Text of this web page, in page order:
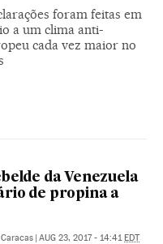
foram feitas em
a um clima anti-
cada vez maior no
da Venezuela
de propina a
| AUG 23, 2017 - 14:41EDT